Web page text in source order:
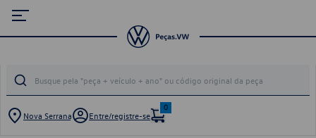
Nova Serrana Entre/registre-se
0